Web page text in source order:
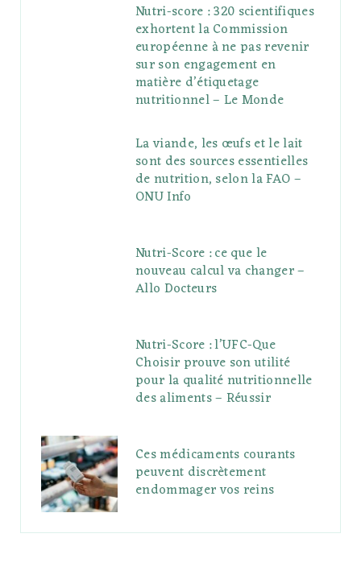
Nutri-score : 320 scientifiques
exhortent la Commission
européenne à ne pas revenir
sur son engagement en
matière d’étiquetage
nutritionnel – Le Monde
La viande, les œufs et le lait
sont des sources essentielles
de nutrition, selon la FAO –
ONU Info
Nutri-Score : ce que le
nouveau calcul va changer –
Allo Docteurs
Nutri-Score : l’UFC-Que
Choisir prouve son utilité
pour la qualité nutritionnelle
des aliments – Réussir
Ces médicaments courants
peuvent discrètement
endommager vos reins